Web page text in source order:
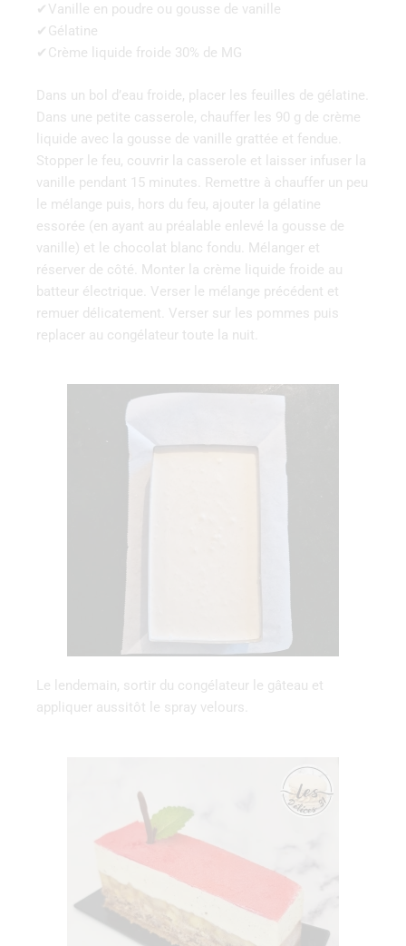
✔Vanille en poudre ou gousse de vanille
✔Gélatine
✔Crème liquide froide 30% de MG
Dans un bol d’eau froide, placer les feuilles de gélatine.
Dans une petite casserole, chauffer les 90 g de crème
liquide avec la gousse de vanille grattée et fendue.
Stopper le feu, couvrir la casserole et laisser infuser la
vanille pendant 15 minutes. Remettre à chauffer un peu
le mélange puis, hors du feu, ajouter la gélatine
essorée (en ayant au préalable enlevé la gousse de
vanille) et le chocolat blanc fondu. Mélanger et
réserver de côté. Monter la crème liquide froide au
batteur électrique. Verser le mélange précédent et
remuer délicatement. Verser sur les pommes puis
replacer au congélateur toute la nuit.
Le lendemain, sortir du congélateur le gâteau et
appliquer aussitôt le spray velours.